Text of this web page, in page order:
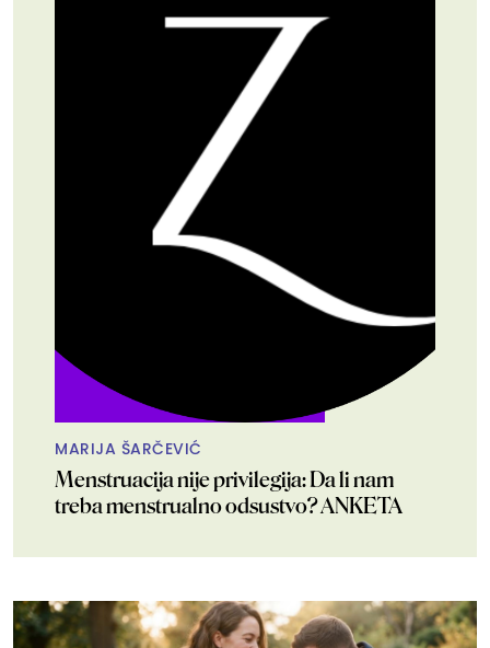
MARIJA ŠARČEVIĆ
Menstruacija nije privilegija: Da li nam
treba menstrualno odsustvo? ANKETA